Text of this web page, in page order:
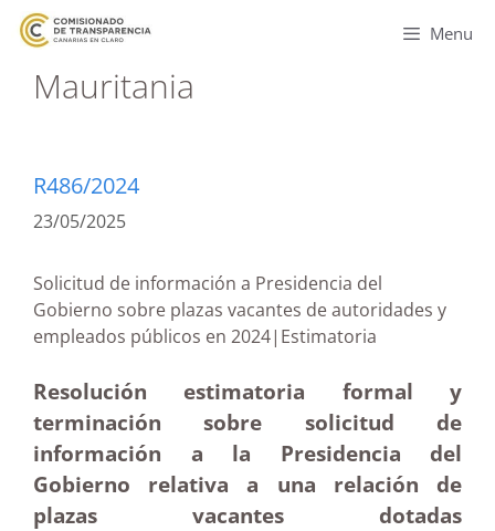
Menu
Mauritania
R486/2024
23/05/2025
Solicitud de información a Presidencia del
Gobierno sobre plazas vacantes de autoridades y
empleados públicos en 2024|Estimatoria
Resolución estimatoria formal y
terminación sobre solicitud de
información a la Presidencia del
Gobierno relativa a una relación de
plazas vacantes dotadas